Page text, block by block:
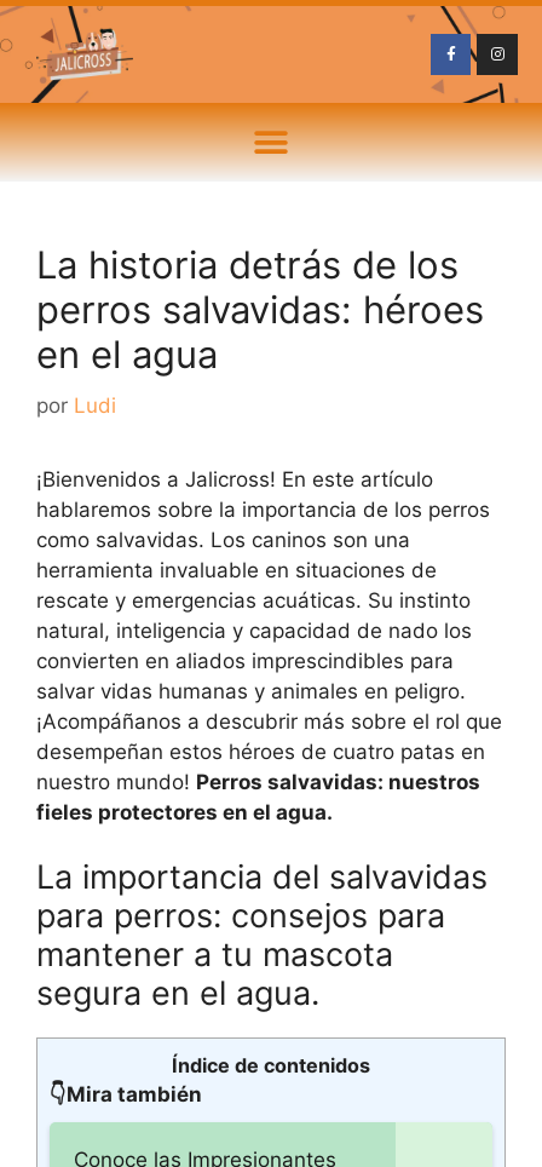
La historia detrás de los
perros salvavidas: héroes
en el agua
por Ludi
¡Bienvenidos a Jalicross! En este artículo
hablaremos sobre la importancia de los perros
como salvavidas. Los caninos son una
herramienta invaluable en situaciones de
rescate y emergencias acuáticas. Su instinto
natural, inteligencia y capacidad de nado los
convierten en aliados imprescindibles para
salvar vidas humanas y animales en peligro.
¡Acompáñanos a descubrir más sobre el rol que
desempeñan estos héroes de cuatro patas en
nuestro mundo! Perros salvavidas: nuestros
fieles protectores en el agua.
La importancia del salvavidas
para perros: consejos para
mantener a tu mascota
segura en el agua.
Índice de contenidos
👇Mira también
Conoce las Impresionantes